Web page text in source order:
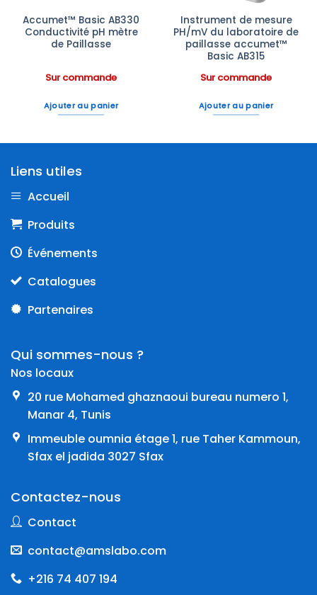
Accumet™ Basic AB330
Conductivité pH mètre
de Paillasse
Sur commande
Ajouter au panier
Instrument de mesure
PH/mV du laboratoire de
paillasse accumet™
Basic AB315
Sur commande
Ajouter au panier
Liens utiles
Accueil
Produits
Événements
Catalogues
Partenaires
Qui sommes-nous ?
Nos locaux
20 rue Mohamed ghaznaoui bureau numero 1,
Manar 4, Tunis
Immeuble oumnia étage 1, rue Taher Kammoun,
Sfax el jadida 3027 Sfax
Contactez-nous
Contact
contact@amslabo.com
+216 74 407 194